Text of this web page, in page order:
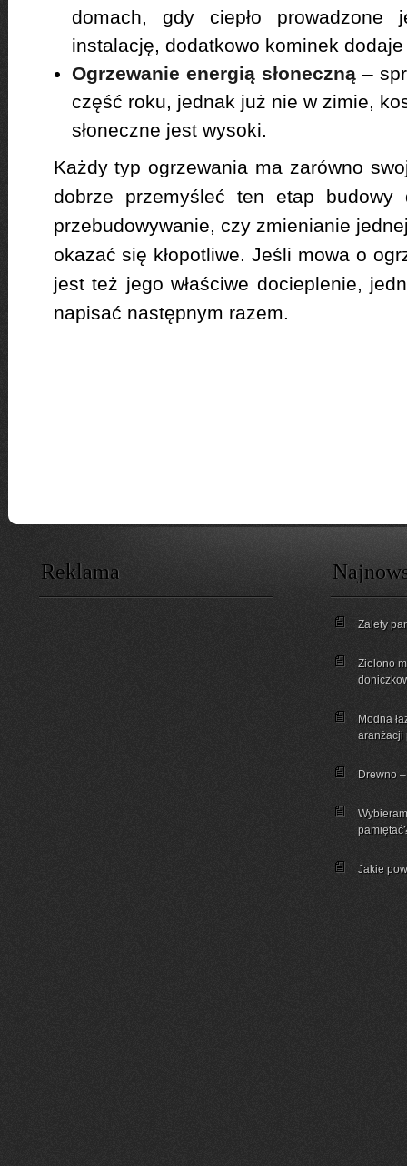
domach, gdy ciepło prowadzone
instalację, dodatkowo kominek
Ogrzewanie energią słoneczną–
część roku, jednak już nie w zimie,
słoneczne jest wysoki.
Każdy typ ogrzewania ma zarówno
dobrze przemyśleć ten etap budowy
przebudowywanie, czy zmienianie
okazać się kłopotliwe. Jeśli mowa o
jest też jego właściwe docieplenie,
napisać następnym razem.
Reklama
Zalety
Zielono
Modna
aranżacji
Drewno
Jakie